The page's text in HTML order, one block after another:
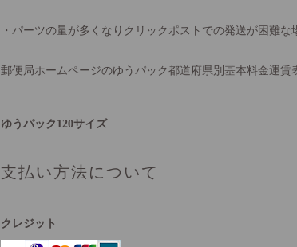
・パーツの量が多くなりクリックポストでの発送が困難
郵便局ホームページのゆうパック都道府県別基本料金運賃
ゆうパック120サイズ
支払い方法について
クレジット